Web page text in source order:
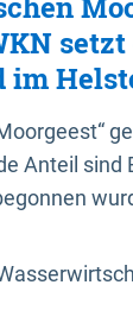
im
Anteil sind